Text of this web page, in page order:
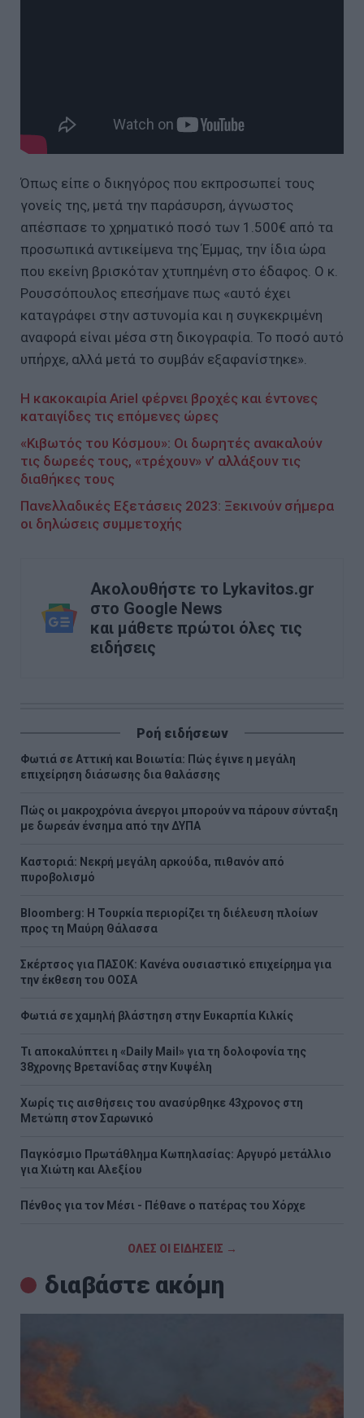
Όπως είπε ο δικηγόρος που εκπροσωπεί τους
γονείς της, μετά την παράσυρση, άγνωστος
απέσπασε το χρηματικό ποσό των 1.500€ από τα
προσωπικά αντικείμενα της Έμμας, την ίδια ώρα
που εκείνη βρισκόταν χτυπημένη στο έδαφος. Ο κ.
Ρουσσόπουλος επεσήμανε πως «αυτό έχει
καταγράφει στην αστυνομία και η συγκεκριμένη
αναφορά είναι μέσα στη δικογραφία. Το ποσό αυτό
υπήρχε, αλλά μετά το συμβάν εξαφανίστηκε».
Η κακοκαιρία Ariel φέρνει βροχές και έντονες
καταιγίδες τις επόμενες ώρες
«Κιβωτός του Κόσμου»: Οι δωρητές ανακαλούν
τις δωρεές τους, «τρέχουν» ν’ αλλάξουν τις
διαθήκες τους
Πανελλαδικές Εξετάσεις 2023: Ξεκινούν σήμερα
οι δηλώσεις συμμετοχής
Ακολουθήστε το Lykavitos.gr
στο Google News
και μάθετε πρώτοι όλες τις
ειδήσεις
Ροή ειδήσεων
Φωτιά σε Αττική και Βοιωτία: Πώς έγινε η μεγάλη
επιχείρηση διάσωσης δια θαλάσσης
Πώς οι μακροχρόνια άνεργοι μπορούν να πάρουν σύνταξη
με δωρεάν ένσημα από την ΔΥΠΑ
Καστοριά: Νεκρή μεγάλη αρκούδα, πιθανόν από
πυροβολισμό
Bloomberg: Η Τουρκία περιορίζει τη διέλευση πλοίων
προς τη Μαύρη Θάλασσα
Σκέρτσος για ΠΑΣΟΚ: Κανένα ουσιαστικό επιχείρημα για
την έκθεση του ΟΟΣΑ
Φωτιά σε χαμηλή βλάστηση στην Ευκαρπία Κιλκίς
Τι αποκαλύπτει η «Daily Mail» για τη δολοφονία της
38χρονης Βρετανίδας στην Κυψέλη
Χωρίς τις αισθήσεις του ανασύρθηκε 43χρονος στη
Μετώπη στον Σαρωνικό
Παγκόσμιο Πρωτάθλημα Κωπηλασίας: Αργυρό μετάλλιο
για Χιώτη και Αλεξίου
Πένθος για τον Μέσι - Πέθανε ο πατέρας του Χόρχε
ΟΛΕΣ ΟΙ ΕΙΔΗΣΕΙΣ →
διαβάστε ακόμη